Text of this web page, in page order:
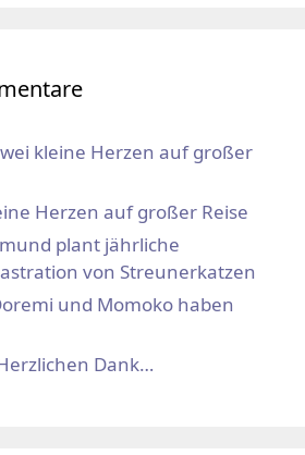
kleine Herzen auf großer
Herzen auf großer Reise
plant jährliche
von Streunerkatzen
und Momoko haben
Dank…